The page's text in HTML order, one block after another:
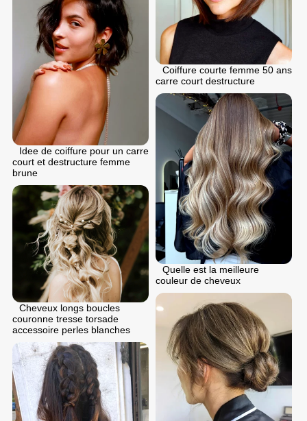
Coiffure courte femme 50 ans
carre court destructure
Idee de coiffure pour un carre
court et destructure femme
brune
Quelle est la meilleure
couleur de cheveux
Cheveux longs boucles
couronne tresse torsade
accessoire perles blanches